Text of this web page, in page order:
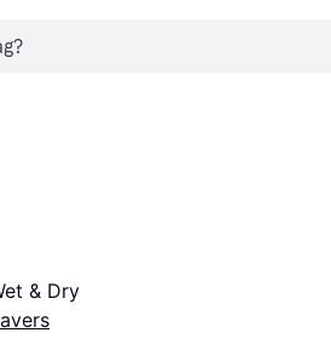
& Dry